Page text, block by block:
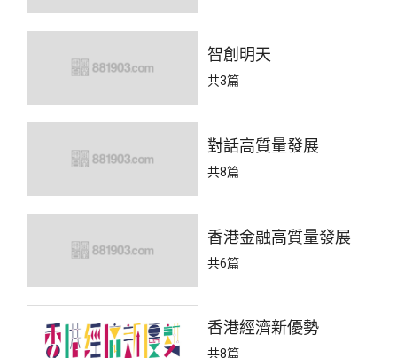
智創明天
共3篇
對話高質量發展
共8篇
香港金融高質量發展
共6篇
香港經濟新優勢
共8篇